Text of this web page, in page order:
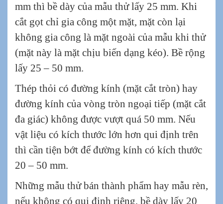
mm thì bề dày của mẫu thử lấy 25 mm. Khi
cắt gọt chỉ gia công một mặt, mặt còn lại
không gia công là mặt ngoài của mẫu khi thử
(mặt này là mặt chịu biến dạng kéo). Bề rộng
lấy 25 – 50 mm.
Thép thỏi có đường kính (mặt cắt tròn) hay
đường kính của vòng tròn ngoại tiếp (mặt cắt
đa giác) không được vượt quá 50 mm. Nếu
vật liệu có kích thước lớn hơn qui định trên
thì cần tiện bớt để đường kính có kích thước
20 – 50 mm.
Những mẫu thử bán thành phẩm hay mẫu rèn,
nếu không có qui định riêng, bề dày lấy 20